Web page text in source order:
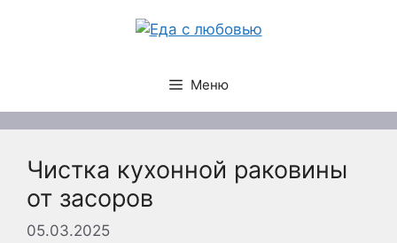
Меню
Чистка кухонной раковины
от засоров
05.03.2025